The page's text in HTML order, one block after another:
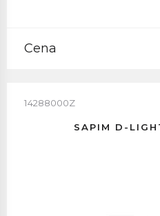
Cena
14288000Z
SAPIM D-